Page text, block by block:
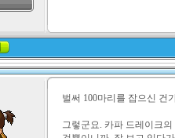
벌써 100마리를 잡으신 건
그렇군요. 카파 드레이크